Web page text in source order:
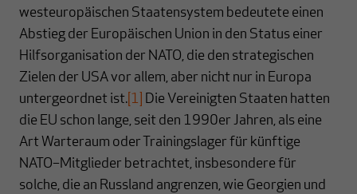
westeuropäischen Staatensystem bedeutete einen
Abstieg der Europäischen Union in den Status einer
Hilfsorganisation der NATO, die den strategischen
Zielen der USA vor allem, aber nicht nur in Europa
untergeordnet ist. [1] Die Vereinigten Staaten hatten
die EU schon lange, seit den 1990er Jahren, als eine
Art Warteraum oder Trainingslager für künftige
NATO–Mitglieder betrachtet, insbesondere für
solche, die an Russland angrenzen, wie Georgien und